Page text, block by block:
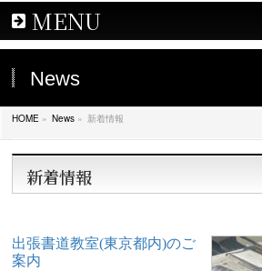
MENU
News
HOME » News » 新着情報
新着情報
出張書道教室(東京都内)のご
案内